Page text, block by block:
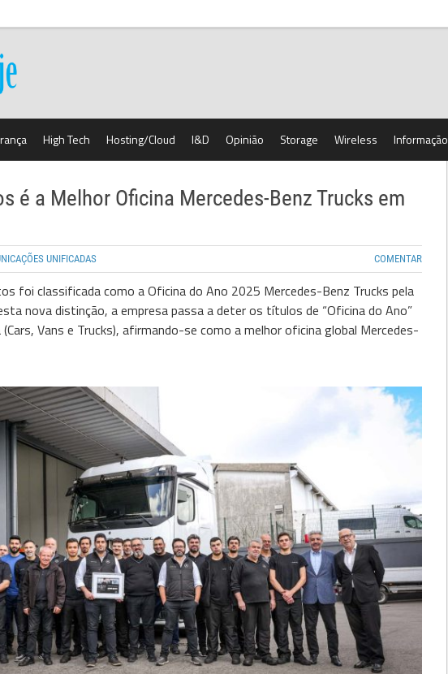
High Tech Hosting/Cloud I&D Opinião Storage Wireless Informação
é a Melhor Oficina Mercedes-Benz Trucks em
UNIFICADAS COMENTAR
foi classificada como a Oficina do Ano 2025 Mercedes-Benz Trucks pela
nova distinção, a empresa passa a deter os títulos de “Oficina do Ano”
Vans e Trucks), afirmando-se como a melhor oficina global Mercedes-